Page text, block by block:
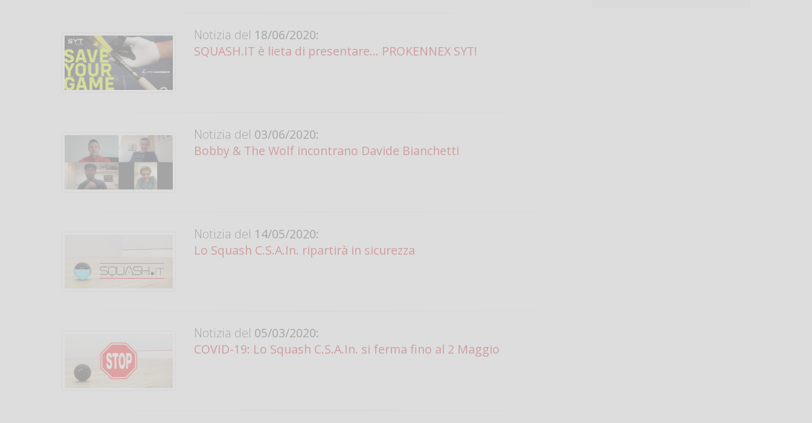
Notizia del 18/06/2020:
SQUASH.IT è lieta di presentare… PROKENNEX SYT!
Notizia del 03/06/2020:
Bobby & The Wolf incontrano Davide Bianchetti
Notizia del 14/05/2020:
Lo Squash C.S.A.In. ripartirà in sicurezza
Notizia del 05/03/2020:
COVID-19: Lo Squash C.S.A.In. si ferma fino al 2 Maggio